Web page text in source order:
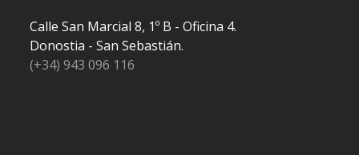
Calle San Marcial 8, 1º B - Oficina 4.
Donostia - San Sebastián.
(+34) 943 096 116